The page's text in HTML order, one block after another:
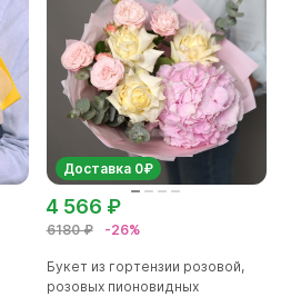
Доставка 0₽
6180 ₽ -26%
4 566 ₽
Букет из гортензии розовой,
розовых пионовидных